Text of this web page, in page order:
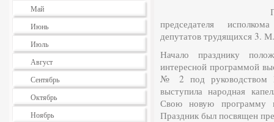
Май
Июнь
Июль
Август
Сентябрь
Октябрь
Ноябрь
председателя
депутатов трудящихся 3.
Начало празднику
интересной программой
№ 2 под руководством
выступила народная
Свою новую программу
Праздник был посвящен